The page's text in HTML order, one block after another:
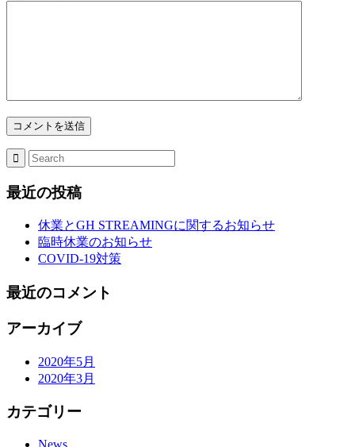
最近の投稿
休業とGH STREAMINGに関するお知らせ
臨時休業のお知らせ
COVID-19対策
最近のコメント
アーカイブ
2020年5月
2020年3月
カテゴリー
News